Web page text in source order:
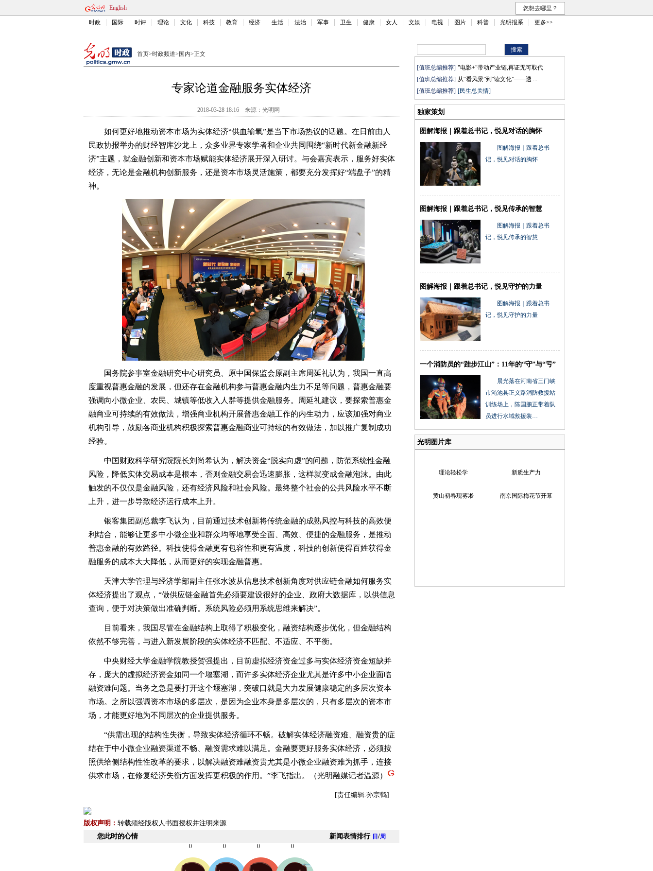
English 您想去哪里？
时政 国际 时评 理论 文化 科技 教育 经济 生活 法治 军事 卫生 健康 女人 文娱 电视 图片 科普 光明报系 更多>>
首页>时政频道> 国内>正文
专家论道金融服务实体经济
2018-03-28 18:16 来源： 光明网
如何更好地推动资本市场为实体经济“供血输氧”是当下市场热议的话题。在日前由人
民政协报举办的财经智库沙龙上，众多业界专家学者和企业共同围绕“新时代新金融新经
济”主题，就金融创新和资本市场赋能实体经济展开深入研讨。与会嘉宾表示，服务好实体
经济，无论是金融机构创新服务，还是资本市场灵活施策，都要充分发挥好“端盘子”的精
神。
国务院参事室金融研究中心研究员、原中国保监会原副主席周延礼认为，我国一直高
度重视普惠金融的发展，但还存在金融机构参与普惠金融内生力不足等问题，普惠金融要
强调向小微企业、农民、城镇等低收入人群等提供金融服务。周延礼建议，要探索普惠金
融商业可持续的有效做法，增强商业机构开展普惠金融工作的内生动力，应该加强对商业
机构引导，鼓励各商业机构积极探索普惠金融商业可持续的有效做法，加以推广复制成功
经验。
中国财政科学研究院院长刘尚希认为，解决资金“脱实向虚”的问题，防范系统性金融
风险，降低实体交易成本是根本，否则金融交易会迅速膨胀，这样就变成金融泡沫。由此
触发的不仅仅是金融风险，还有经济风险和社会风险。最终整个社会的公共风险水平不断
上升，进一步导致经济运行成本上升。
银客集团副总裁李飞认为，目前通过技术创新将传统金融的成熟风控与科技的高效便
利结合，能够让更多中小微企业和群众均等地享受全面、高效、便捷的金融服务，是推动
普惠金融的有效路径。科技使得金融更有包容性和更有温度，科技的创新使得百姓获得金
融服务的成本大大降低，从而更好的实现金融普惠。
天津大学管理与经济学部副主任张水波从信息技术创新角度对供应链金融如何服务实
体经济提出了观点，“做供应链金融首先必须要建设很好的企业、政府大数据库，以供信息
查询，便于对决策做出准确判断。系统风险必须用系统思维来解决”。
目前看来，我国尽管在金融结构上取得了积极变化，融资结构逐步优化，但金融结构
依然不够完善，与进入新发展阶段的实体经济不匹配、不适应、不平衡。
中央财经大学金融学院教授贺强提出，目前虚拟经济资金过多与实体经济资金短缺并
存，庞大的虚拟经济资金如同一个堰塞湖，而许多实体经济企业尤其是许多中小企业面临
融资难问题。当务之急是要打开这个堰塞湖，突破口就是大力发展健康稳定的多层次资本
市场。之所以强调资本市场的多层次，是因为企业本身是多层次的，只有多层次的资本市
场，才能更好地为不同层次的企业提供服务。
“供需出现的结构性失衡，导致实体经济循环不畅。破解实体经济融资难、融资贵的症
结在于中小微企业融资渠道不畅、融资需求难以满足。金融要更好服务实体经济，必须按
照供给侧结构性性改革的要求，以解决融资难融资贵尤其是小微企业融资难为抓手，连接
供求市场，在修复经济失衡方面发挥更积极的作用。”李飞指出。（光明融媒记者温源）
[责任编辑:孙宗鹤]
版权声明： 转载须经版权人书面授权并注明来源
您此时的心情
新闻表情排行 日 /周
0
0 0 0
[值班总编推荐] "电影+"带动产业链,再证无可取代
[值班总编推荐] 从“看风景”到“读文化”——透 ...
[值班总编推荐] [民生总关情]
独家策划
图解海报｜跟着总书记，悦见对话的胸怀
图解海报｜跟着总书
记，悦见对话的胸怀
图解海报｜跟着总书记，悦见传承的智慧
图解海报｜跟着总书
记，悦见传承的智慧
图解海报｜跟着总书记，悦见守护的力量
图解海报｜跟着总书
记，悦见守护的力量
一个消防员的“跬步江山”：11年的“守”与“亏”
晨光落在河南省三门峡
市渑池县正义路消防救援站
训练场上，陈国鹏正带着队
员进行水域救援装…
光明图片库
理论轻松学 新质生产力
黄山初春现雾凇 南京国际梅花节开幕